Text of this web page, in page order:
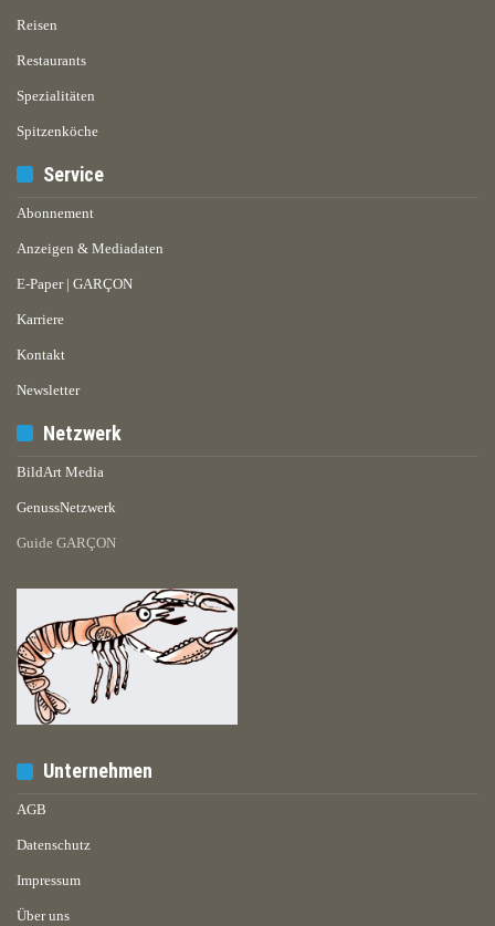
Reisen
Restaurants
Spezialitäten
Spitzenköche
Service
Abonnement
Anzeigen & Mediadaten
E-Paper | GARÇON
Karriere
Kontakt
Newsletter
Netzwerk
BildArt Media
GenussNetzwerk
Guide GARÇON
Unternehmen
AGB
Datenschutz
Impressum
Über uns